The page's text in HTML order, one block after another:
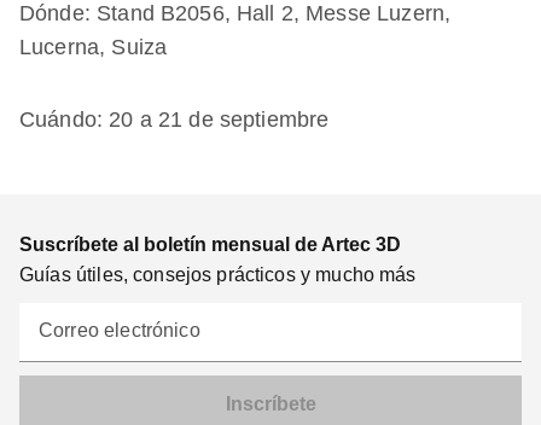
Dónde: Stand B2056, Hall 2, Messe Luzern,
Lucerna, Suiza
Cuándo: 20 a 21 de septiembre
Suscríbete al boletín mensual de Artec 3D
Guías útiles, consejos prácticos y mucho más
Correo electrónico